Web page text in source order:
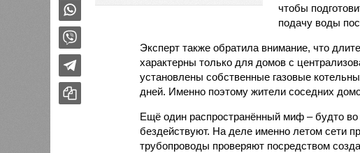
чтобы
подачу воды
Эксперт также обратила внимание, что
характерны только для домов с
установлены собственные газовые
дней. Именно поэтому жители соседних
Ещё один распространённый миф – будто
бездействуют. На деле именно летом сети
трубопроводы проверяют посредством